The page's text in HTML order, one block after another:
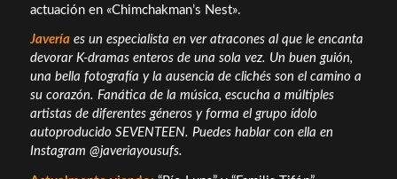
actuación en «Chimchakman’s Nest».
Javeríaes un especialista en ver atracones al que le encanta
devorar K-dramas enteros de una sola vez. Un buen guión,
una bella fotografía y la ausencia de clichés son el camino a
su corazón. Fanática de la música, escucha a múltiples
artistas de diferentes géneros y forma el grupo ídolo
autoproducido SEVENTEEN. Puedes hablar con ella en
Instagram @javeriayousufs.